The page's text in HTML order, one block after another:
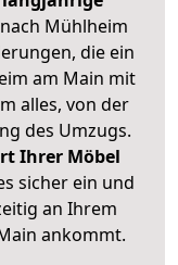
Mühlheim
die ein
am Main mit
alles, von der
des Umzugs.
Ihrer Möbel
sicher ein und
an Ihrem
ankommt.